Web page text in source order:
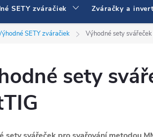
SETY zváračiek Zváračky a
SETY zváračiek Výhodné sety
sety